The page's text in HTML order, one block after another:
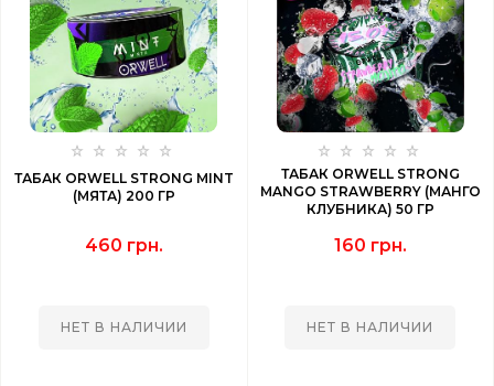
ТАБАК ORWELL STRONG MINT
(МЯТА) 200 ГР
460 грн.
НЕТ В НАЛИЧИИ
ТАБАК ORWELL STRONG
MANGO STRAWBERRY (МАНГО
КЛУБНИКА) 50 ГР
160 грн.
НЕТ В НАЛИЧИИ